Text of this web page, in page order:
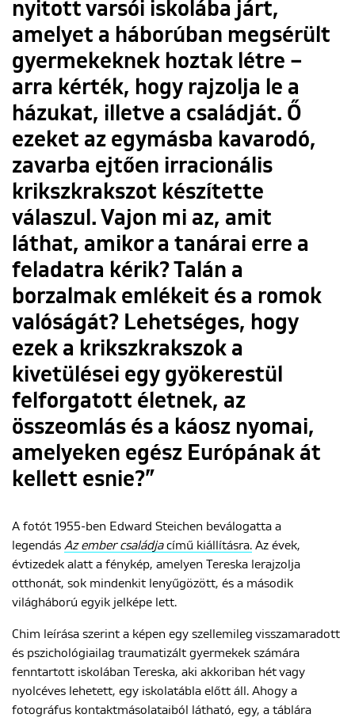
nyitott varsói iskolába járt,
amelyet a háborúban megsérült
gyermekeknek hoztak létre –
arra kérték, hogy rajzolja le a
házukat, illetve a családját. Ő
ezeket az egymásba kavarodó,
zavarba ejtően irracionális
krikszkrakszot készítette
válaszul. Vajon mi az, amit
láthat, amikor a tanárai erre a
feladatra kérik? Talán a
borzalmak emlékeit és a romok
valóságát? Lehetséges, hogy
ezek a krikszkrakszok a
kivetülései egy gyökerestül
felforgatott életnek, az
összeomlás és a káosz nyomai,
amelyeken egész Európának át
kellett esnie?”
A fotót 1955-ben Edward Steichen beválogatta a
legendás Az ember családjacímű kiállításra. Az évek,
évtizedek alatt a fénykép, amelyen Tereska lerajzolja
otthonát, sok mindenkit lenyűgözött, és a második
világháború egyik jelképe lett.
Chim leírása szerint a képen egy szellemileg visszamaradott
és pszichológiailag traumatizált gyermekek számára
fenntartott iskolában Tereska, aki akkoriban hét vagy
nyolcéves lehetett, egy iskolatábla előtt áll. Ahogy a
fotográfus kontaktmásolataiból látható, egy, a táblára